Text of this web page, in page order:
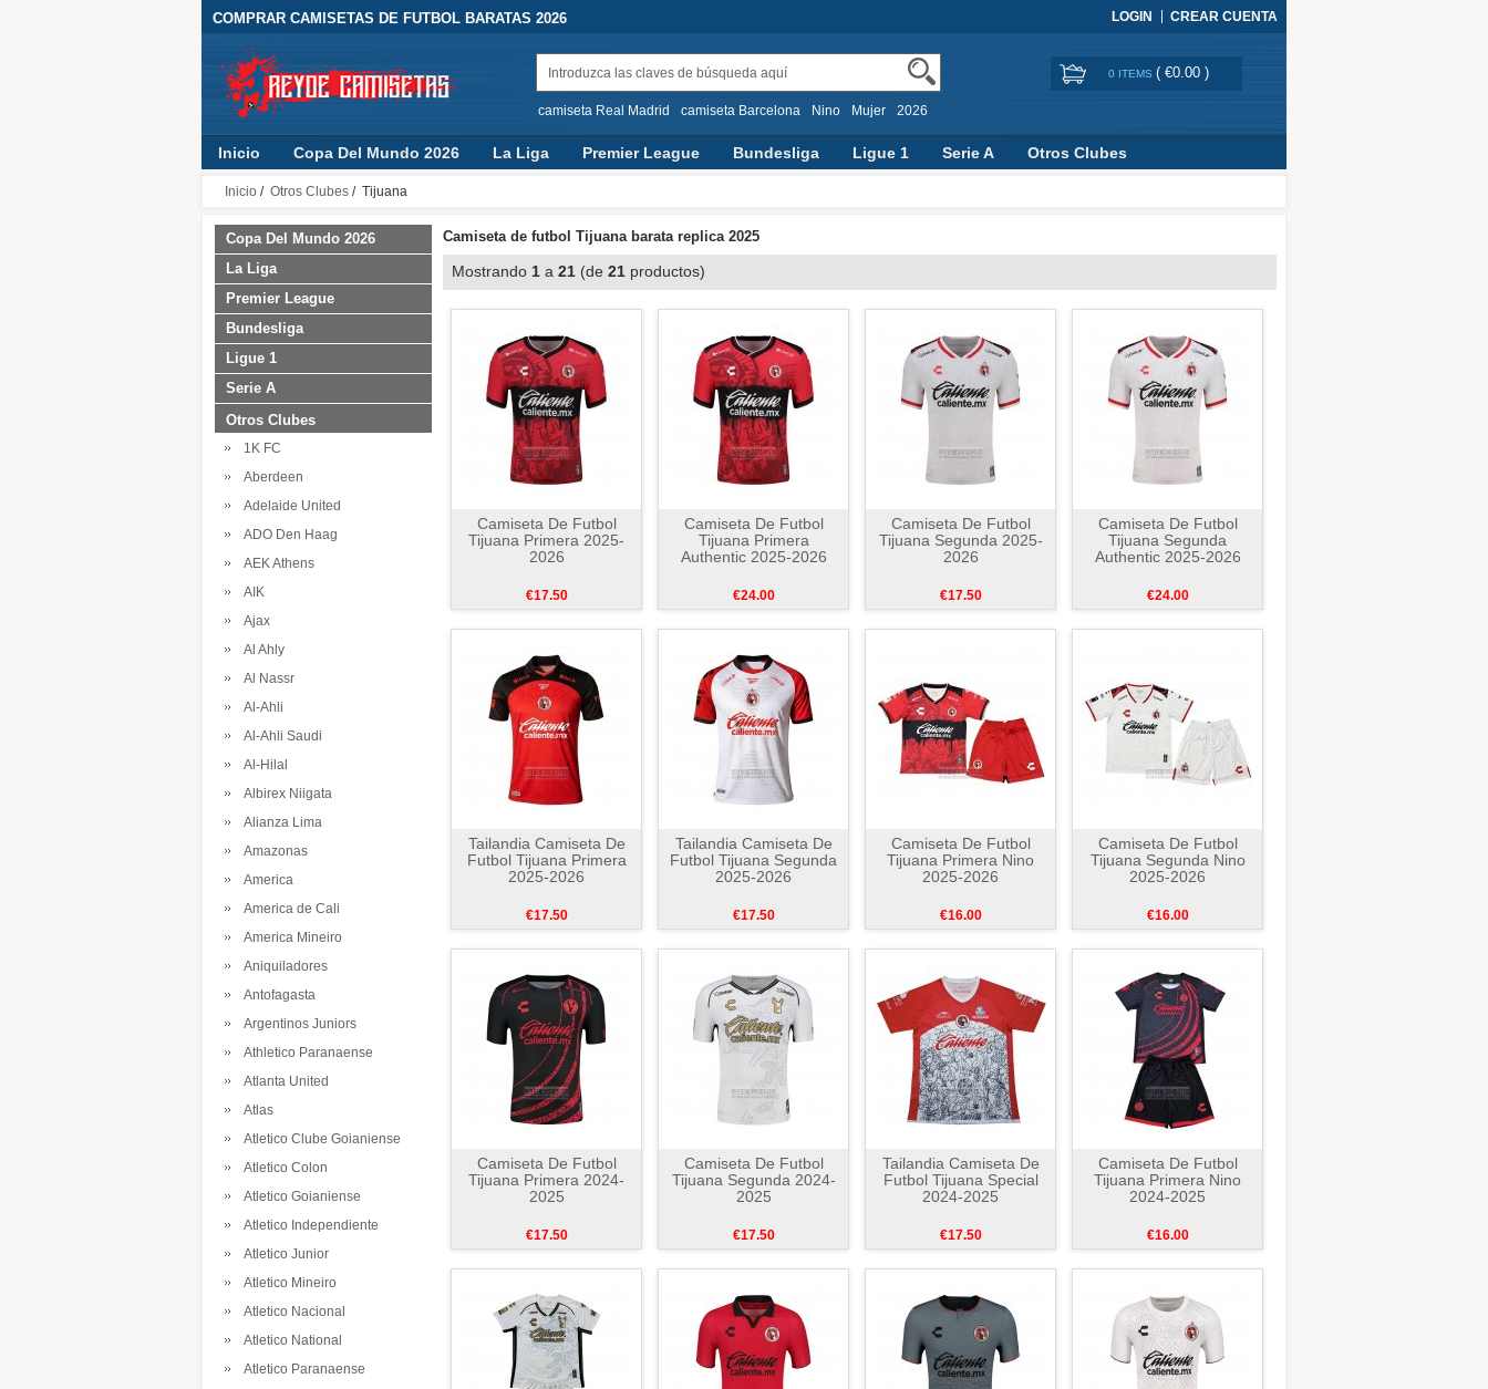
COMPRAR CAMISETAS DE FUTBOL BARATAS 2026 LOGIN CREAR CUENTA
camiseta Real Madrid camiseta Barcelona Nino Mujer 2026
0 ITEMS ( €0.00 )
Inicio Copa Del Mundo 2026 La Liga Premier League Bundesliga Ligue 1 Serie A Otros Clubes
Inicio / Otros Clubes / Tijuana
Copa Del Mundo 2026
La Liga
Premier League
Bundesliga
Ligue 1
Serie A
Otros Clubes
1K FC
Aberdeen
Adelaide United
ADO Den Haag
AEK Athens
AIK
Ajax
Al Ahly
Al Nassr
Al-Ahli
Al-Ahli Saudi
Al-Hilal
Albirex Niigata
Alianza Lima
Amazonas
America
America de Cali
America Mineiro
Aniquiladores
Antofagasta
Argentinos Juniors
Athletico Paranaense
Atlanta United
Atlas
Atletico Clube Goianiense
Atletico Colon
Atletico Goianiense
Atletico Independiente
Atletico Junior
Atletico Mineiro
Atletico Nacional
Atletico National
Atletico Paranaense
Camiseta de futbol Tijuana barata replica 2025
Mostrando 1 a 21 (de 21 productos)
Camiseta De Futbol
Tijuana Primera 2025-
2026
€17.50
Camiseta De Futbol
Tijuana Primera
Authentic 2025-2026
€24.00
Camiseta De Futbol
Tijuana Segunda 2025-
2026
€17.50
Camiseta De Futbol
Tijuana Segunda
Authentic 2025-2026
€24.00
Tailandia Camiseta De
Futbol Tijuana Primera
2025-2026
€17.50
Tailandia Camiseta De
Futbol Tijuana Segunda
2025-2026
€17.50
Camiseta De Futbol
Tijuana Primera Nino
2025-2026
€16.00
Camiseta De Futbol
Tijuana Segunda Nino
2025-2026
€16.00
Camiseta De Futbol
Tijuana Primera 2024-
2025
€17.50
Camiseta De Futbol
Tijuana Segunda 2024-
2025
€17.50
Tailandia Camiseta De
Futbol Tijuana Special
2024-2025
€17.50
Camiseta De Futbol
Tijuana Primera Nino
2024-2025
€16.00